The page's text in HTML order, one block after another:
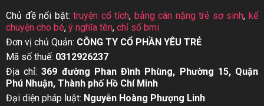
Chủ đề nổi bật:truyện cổ tích, bảng cân nặng trẻ sơ sinh,kể
chuyện cho bé, ý nghĩa tên, chỉ số bmi
Đơn vị chủ Quản: CÔNG TY CỔ PHẦN YÊU TRẺ
Mã số thuế: 0312926237
Địa chỉ:369 đường Phan Đình Phùng, Phường 15, Quận
Phú Nhuận, Thành phố Hồ Chí Minh
Đại diện pháp luật: Nguyễn Hoàng Phượng Linh